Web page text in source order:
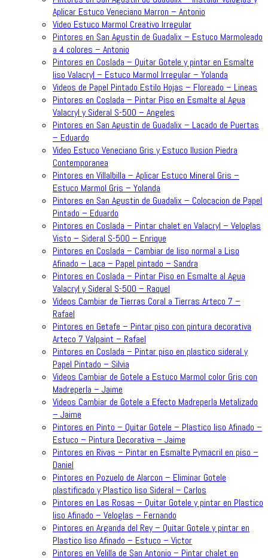
Aplicar Estuco Veneciano Marron – Antonio
Video Estuco Marmol Creativo Irregular
Pintores en San Agustin de Guadalix – Estuco Marmoleado
a 4 colores – Antonio
Pintores en Coslada – Quitar Gotele y pintar en Esmalte
liso Valacryl – Estuco Marmol Irregular – Yolanda
Videos de Papel Pintado Estilo Hojas – Floreado – Lineas
Pintores en Coslada – Pintar Piso en Esmalte al Agua
Valacryl y Sideral S-500 – Angeles
Pintores en San Agustin de Guadalix – Lacado de Puertas
– Eduardo
Video Estuco Veneciano Gris y Estuco Ilusion Piedra
Contemporanea
Pintores en Villalbilla – Aplicar Estuco Mineral Gris –
Estuco Marmol Gris – Yolanda
Pintores en San Agustin de Guadalix – Colocacion de Papel
Pintado – Eduardo
Pintores en Coslada – Pintar chalet en Valacryl – Veloglas
Visto – Sideral S-500 – Enrique
Pintores en Coslada – Cambiar de liso normal a Liso
Afinado – Laca – Papel pintado – Sandra
Pintores en Coslada – Pintar Piso en Esmalte al Agua
Valacryl y Sideral S-500 – Raquel
Videos Cambiar de Tierras Coral a Tierras Arteco 7 –
Rafael
Pintores en Getafe – Pintar piso con pintura decorativa
Arteco 7 Valpaint – Rafael
Pintores en Coslada – Pintar piso en plastico sideral y
Papel Pintado – Silvia
Videos Cambiar de Gotele a Estuco Marmol color Gris con
Madreperla – Jaime
Videos Cambiar de Gotele a Efecto Madreperla Metalizado
– Jaime
Pintores en Pinto – Quitar Gotele – Plastico liso Afinado –
Estuco – Pintura Decorativa – Jaime
Pintores en Rivas – Pintar en Esmalte Pymacril en piso –
Daniel
Pintores en Pozuelo de Alarcon – Eliminar Gotele
plastificado y Plastico liso Sideral – Carlos
Pintores en Las Rosas – Quitar Gotele y pintar en Plastico
liso Afinado – Veloglas – Fernando
Pintores en Arganda del Rey – Quitar Gotele y pintar en
Plastico liso Afinado – Estuco – Victor
Pintores en Velilla de San Antonio – Pintar chalet en